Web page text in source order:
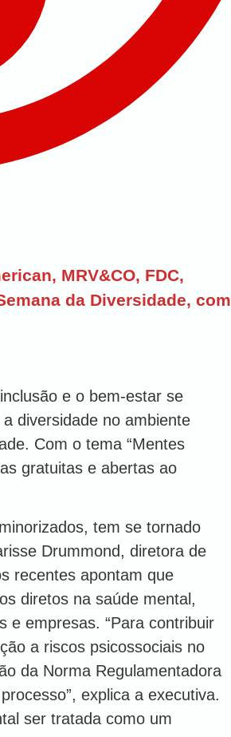
MRV&CO, FDC,
da Diversidade, com
e o bem-estar se
diversidade no ambiente
Com o tema “Mentes
gratuitas e abertas ao
tem se tornado
Drummond, diretora de
recentes apontam que
diretos na saúde mental,
e empresas. “Para contribuir
a riscos psicossociais no
da Norma Regulamentadora
explica a executiva.
ser tratada como um